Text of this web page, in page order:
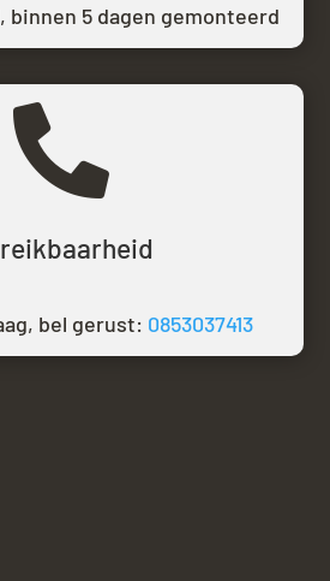
binnen 5 dagen gemonteerd

bel gerust: 0853037413